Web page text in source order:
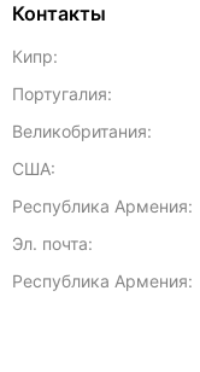
Контакты
Кипр:
Португалия:
Великобритания:
США:
Республика Армения:
Эл. почта:
Республика Армения: